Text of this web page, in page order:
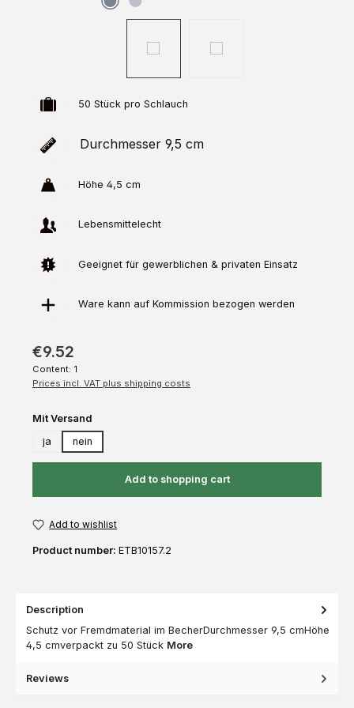
50 Stück pro Schlauch
Durchmesser 9,5 cm
Höhe 4,5 cm
Lebensmittelecht
Geeignet für gewerblichen & privaten Einsatz
Ware kann auf Kommission bezogen werden
€9.52
Content: 1
Prices incl. VAT plus shipping costs
Select
Mit Versand
ja
nein
Add to shopping cart
Add to wishlist
Product number: ETB10157.2
Description
Schutz vor Fremdmaterial im BecherDurchmesser 9,5 cmHöhe
4,5 cmverpackt zu 50 Stück More
Reviews